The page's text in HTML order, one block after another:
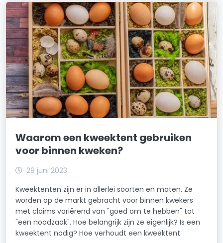
Waarom een kweektent gebruiken
voor binnen kweken?
29 juni 2023
Kweektenten zijn er in allerlei soorten en maten. Ze
worden op de markt gebracht voor binnen kwekers
met claims variërend van "goed om te hebben" tot
"een noodzaak". Hoe belangrijk zijn ze eigenlijk? Is een
kweektent nodig? Hoe verhoudt een kweektent